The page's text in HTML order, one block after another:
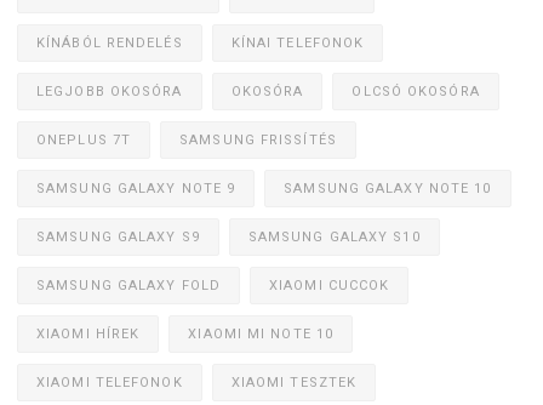
KÍNÁBÓL RENDELÉS KÍNAI TELEFONOK
LEGJOBB OKOSÓRA OKOSÓRA OLCSÓ OKOSÓRA
ONEPLUS 7T SAMSUNG FRISSÍTÉS
SAMSUNG GALAXY NOTE 9 SAMSUNG GALAXY NOTE 10
SAMSUNG GALAXY S9 SAMSUNG GALAXY S10
SAMSUNG GALAXY FOLD XIAOMI CUCCOK
XIAOMI HÍREK XIAOMI MI NOTE 10
XIAOMI TELEFONOK XIAOMI TESZTEK